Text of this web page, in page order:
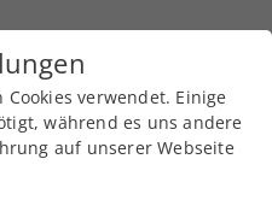
verwendet. Einige
während es uns andere
auf unserer Webseite